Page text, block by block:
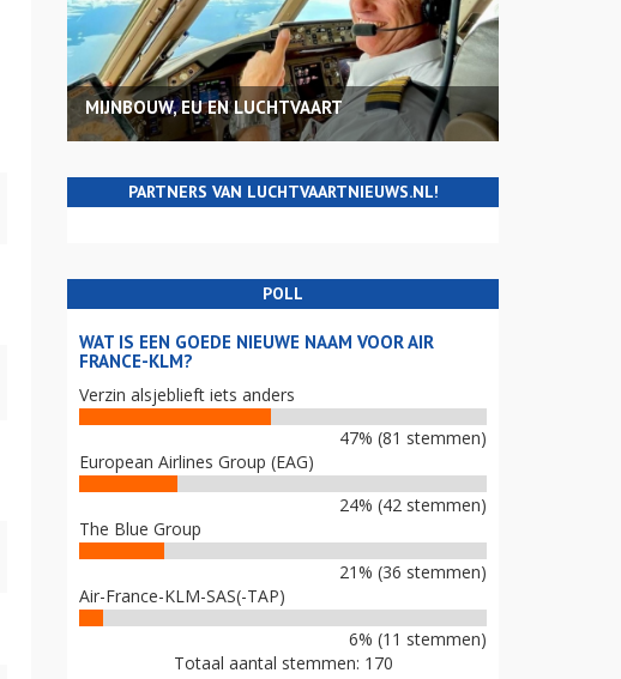
MIJNBOUW, EU EN LUCHTVAART
PARTNERS VAN LUCHTVAARTNIEUWS.NL!
POLL
WAT IS EEN GOEDE NIEUWE NAAM VOOR AIR
FRANCE-KLM?
Verzin alsjeblieft iets anders
47% (81 stemmen)
European Airlines Group (EAG)
24% (42 stemmen)
The Blue Group
21% (36 stemmen)
Air-France-KLM-SAS(-TAP)
6% (11 stemmen)
Totaal aantal stemmen: 170